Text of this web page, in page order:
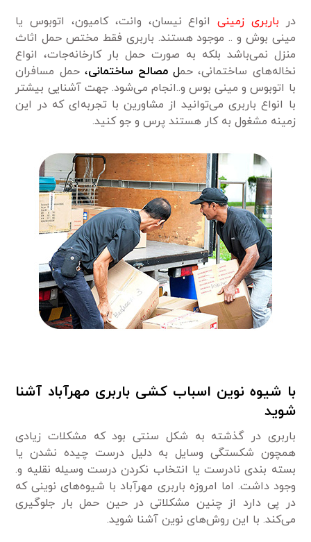
در باربری زمینیانواع نیسان، وانت، کامیون، اتوبوس یا
مینی بوش و .. موجود هستند. باربری فقط مختص حمل اثاث
منزل نمی‌باشد بلکه به صورت حمل بار کارخانه‌جات، انواع
نخاله‌های ساختمانی، حمل مصالح ساختمانی، حمل مسافران
با اتوبوس و مینی بوس و..انجام می‌شود. جهت آشنایی بیشتر
با انواع باربری می‌توانید از مشاورین با تجربه‌ای که در این
زمینه مشغول به کار هستند پرس و جو کنید.
با شیوه نوین اسباب کشی باربری مهرآباد آشنا
شوید
باربری در گذشته به شکل سنتی بود که مشکلات زیادی
همچون شکستگی وسایل به دلیل درست چیده نشدن یا
بسته بندی نادرست یا انتخاب نکردن درست وسیله نقلیه و.
وجود داشت. اما امروزه باربری مهرآباد با شیوه‌های نوینی که
در پی دارد از چنین مشکلاتی در حین حمل بار جلوگیری
می‌کند. با این روش‌های نوین آشنا شوید.